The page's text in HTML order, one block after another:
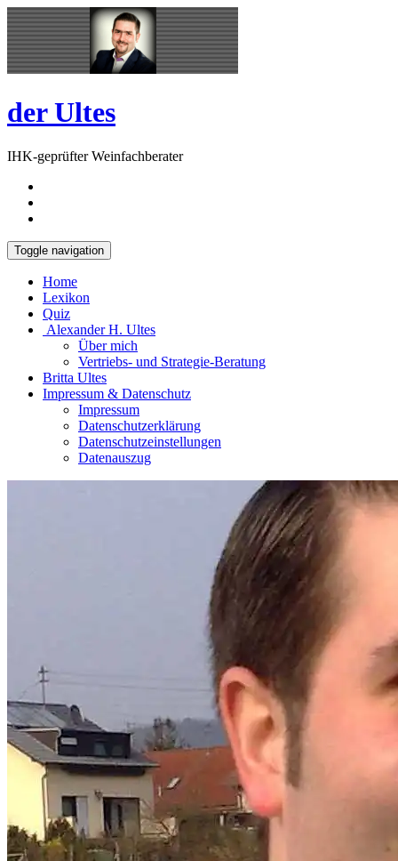
Skip
to
content
Open
Sidebar
der Ultes
IHK-geprüfter Weinfachberater
Toggle navigation
Home
Lexikon
Quiz
Alexander H. Ultes
Über mich
Vertriebs- und Strategie-Beratung
Britta Ultes
Impressum & Datenschutz
Impressum
Datenschutzerklärung
Datenschutzeinstellungen
Datenauszug